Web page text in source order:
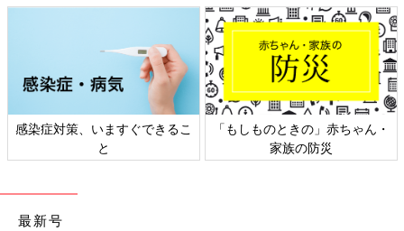
ちりでとってもおしゃれに仕上がっていますよね♪
ひっかけるインテリアで自由に飾り付け
感染症対策、いますぐできるこ
と
「もしものときの」赤ちゃん・
家族の防災
最新号